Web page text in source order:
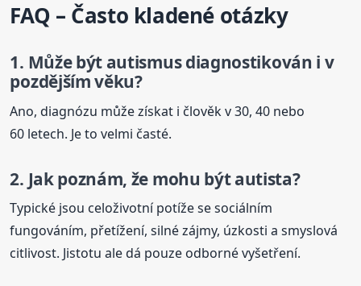
FAQ – Často kladené otázky
1. Může být autismusdiagnostikován i v
pozdějším věku?
Ano, diagnózu může získat i člověk v 30, 40 nebo
60 letech. Je to velmi časté.
2. Jak poznám, že mohu být autista?
Typické jsou celoživotní potíže se sociálním
fungováním, přetížení, silné zájmy, úzkosti a smyslová
citlivost. Jistotu ale dá pouze odborné vyšetření.